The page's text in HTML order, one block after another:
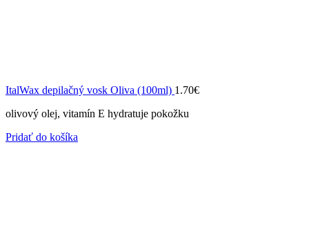
ItalWax depilačný vosk Oliva (100ml) 1.70€
olivový olej, vitamín E hydratuje pokožku
Pridať do košíka